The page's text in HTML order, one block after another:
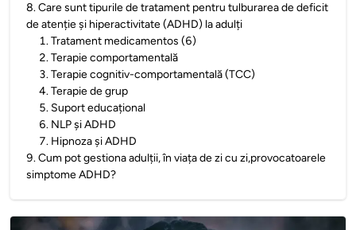
8.Care sunt tipurile de tratament pentru tulburarea de deficit
de atenție și hiperactivitate (ADHD) la adulți
1.Tratament medicamentos (6)
2.Terapie comportamentală
3.Terapie cognitiv-comportamentală (TCC)
4.Terapie de grup
5. Suport educațional
6. NLP și ADHD
7. Hipnoza și ADHD
9.Cum pot gestiona adulții, în viața de zi cu zi,provocatoarele
simptome ADHD?